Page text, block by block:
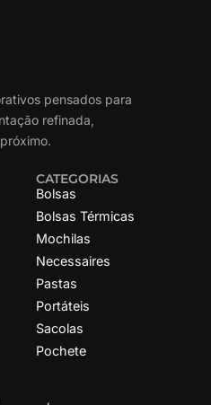
pensados para
refinada,
CATEGORIAS
Bolsas
Bolsas Térmicas
Mochilas
Necessaires
Pastas
Portáteis
Sacolas
Pochete